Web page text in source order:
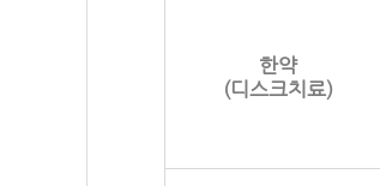
한약
(디스크치료)